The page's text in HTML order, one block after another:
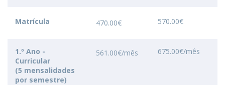
Matrícula 470.00€ 570.00€
1.º Ano -
Curricular
(5 mensalidades
por semestre)
561.00€/mês 675.00€/mês